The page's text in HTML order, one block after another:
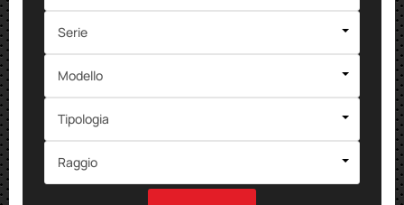
Serie
Modello
Tipologia
Raggio